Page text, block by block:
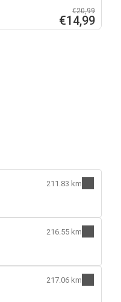
€20,99
€14,99
211.83 km
216.55 km
217.06 km